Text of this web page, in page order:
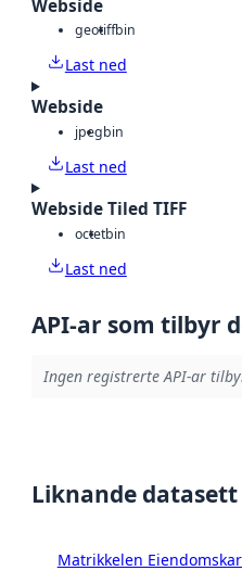
Webside
geotiffbin
Last ned
Webside
jpegbin
Last ned
Webside Tiled TIFF
octetbin
Last ned
API-ar som tilbyr
Ingen registrerte API-ar
Liknande datasett
Matrikkelen